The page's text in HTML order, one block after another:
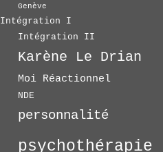
Genève
Intégration I
Intégration II
Karène Le Drian
Moi Réactionnel
NDE
personnalité
psychothérapie